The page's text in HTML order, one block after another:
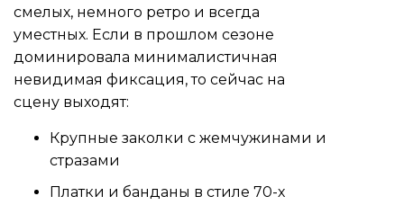
смелых, немного ретро и всегда
уместных. Если в прошлом сезоне
доминировала минималистичная
невидимая фиксация, то сейчас на
сцену выходят:
Крупные заколки с жемчужинами и
стразами
Платки и банданы в стиле 70-х